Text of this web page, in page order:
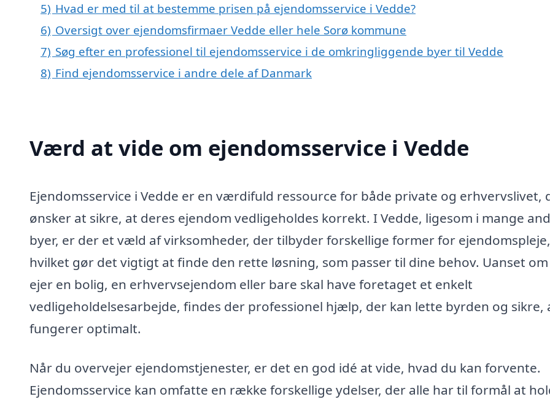
5) Hvad er med til at bestemme prisen på ejendomsservice i Vedde?
6) Oversigt over ejendomsfirmaer Vedde eller hele Sorø kommune
7) Søg efter en professionel til ejendomsservice i de omkringliggende byer til Vedde
8) Find ejendomsservice i andre dele af Danmark
Værd at vide om ejendomsservice i Vedde
Ejendomsservice i Vedde er en værdifuld ressource for både private og erhvervslivet,
ønsker at sikre, at deres ejendom vedligeholdes korrekt. I Vedde, ligesom i mange
byer, er der et væld af virksomheder, der tilbyder forskellige former for ejendomspleje,
hvilket gør det vigtigt at finde den rette løsning, som passer til dine behov. Uanset
ejer en bolig, en erhvervsejendom eller bare skal have foretaget et enkelt
vedligeholdelsesarbejde, findes der professionel hjælp, der kan lette byrden og sikre,
fungerer optimalt.
Når du overvejer ejendomstjenester, er det en god idé at vide, hvad du kan forvente.
Ejendomsservice kan omfatte en række forskellige ydelser, der alle har til formål at